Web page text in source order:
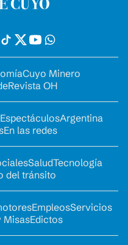
Cuyo Minero
Revista OH
EspectáculosArgentina
En las redes
SaludTecnología
del tránsito
EmpleosServicios
MisasEdictos